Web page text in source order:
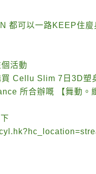
都可以一路KEEP住
活動
Cellu Slim 7日3D塑
所合辦嘅 【舞動。